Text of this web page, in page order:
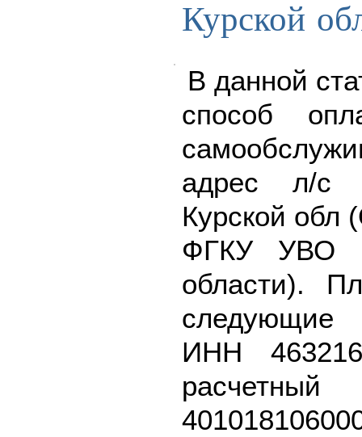
Курской
В данной
способ
адрес л/с
Курской обл
ФГКУ УВО
области).
следующие
ИНН